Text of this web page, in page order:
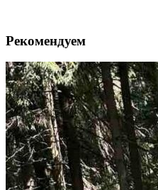
Рекомендуем